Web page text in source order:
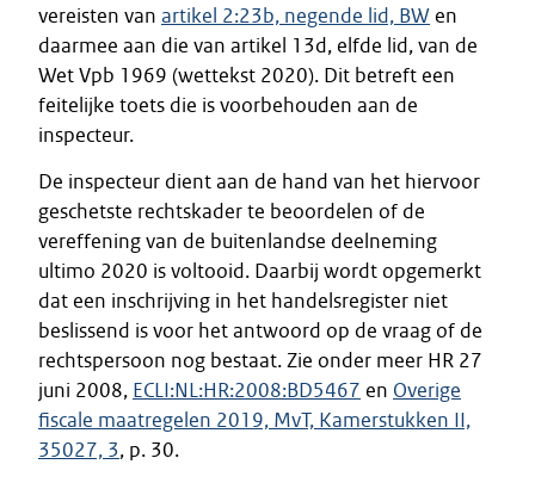
vereisten van artikel 2:23b, negende lid, BW en
daarmee aan die van artikel 13d, elfde lid, van de
Wet Vpb 1969 (wettekst 2020). Dit betreft een
feitelijke toets die is voorbehouden aan de
inspecteur.
De inspecteur dient aan de hand van het hiervoor
geschetste rechtskader te beoordelen of de
vereffening van de buitenlandse deelneming
ultimo 2020 is voltooid. Daarbij wordt opgemerkt
dat een inschrijving in het handelsregister niet
beslissend is voor het antwoord op de vraag of de
rechtspersoon nog bestaat. Zie onder meer HR 27
juni 2008, ECLI:NL:HR:2008:BD5467 en Overige
fiscale maatregelen 2019, MvT, Kamerstukken II,
35027, 3, p. 30.